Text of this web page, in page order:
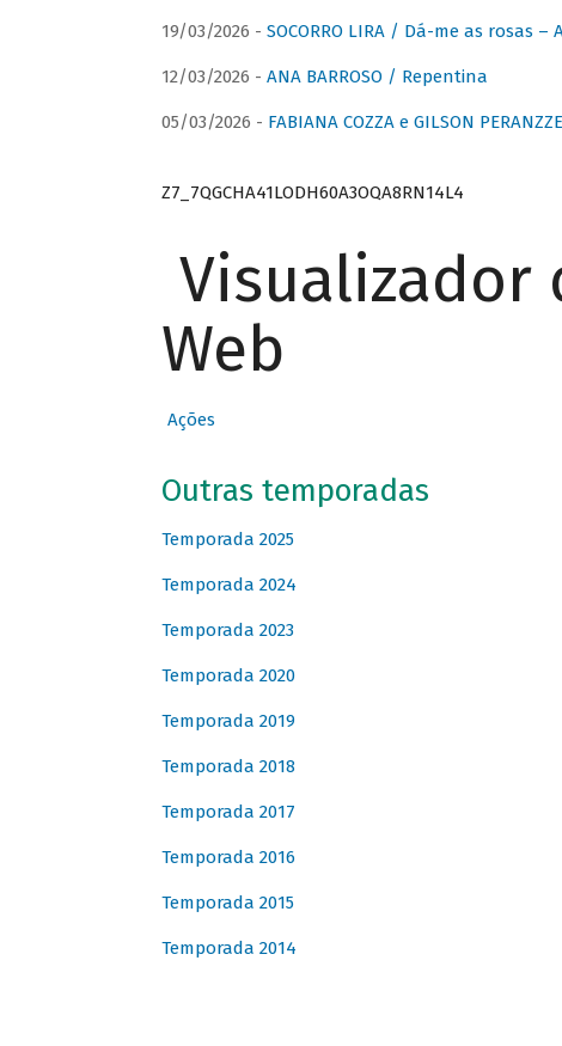
19/03/2026 - SOCORRO LIRA / Dá-me as rosas
12/03/2026 - ANA BARROSO / Repentina
05/03/2026 - FABIANA COZZA e GILSON
Z7_7QGCHA41LODH60A3OQA8RN14L4
Visualizador
Web
Ações
Outras temporadas
Temporada 2025
Temporada 2024
Temporada 2023
Temporada 2020
Temporada 2019
Temporada 2018
Temporada 2017
Temporada 2016
Temporada 2015
Temporada 2014